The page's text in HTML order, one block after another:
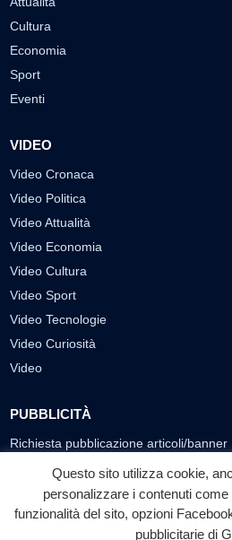
Cultura
Economia
Sport
Eventi
VIDEO
Video Cronaca
Video Politica
Video Attualità
Video Economia
Video Cultura
Video Sport
Video Tecnologie
Video Curiosità
Video
PUBBLICITÀ
Richiesta pubblicazione articoli/banner
SEGUICI SUI SOCIAL
f ◎
Questo sito utilizza cookie,
personalizzare i contenuti
funzionalità del sito, opzioni
pubblicitarie di